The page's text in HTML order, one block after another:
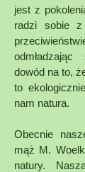
jest z
radzi sobie
dowód na to,
to
nam natura.
Obecnie
mąż M.
natury.